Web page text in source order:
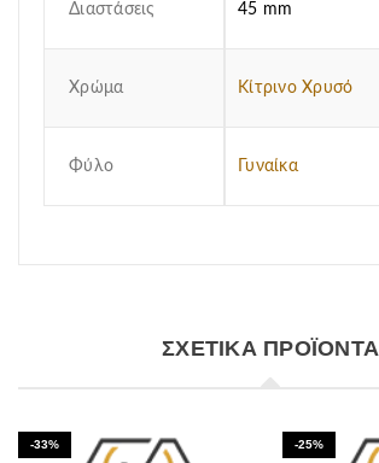
Διαστάσεις 45 mm
Χρώμα Κίτρινο Χρυσό
Φύλο Γυναίκα
ΣΧΕΤΙΚΆ ΠΡΟΪΌΝΤΑ
-33% -25%